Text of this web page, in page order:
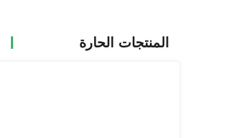
المنتجات الحارة